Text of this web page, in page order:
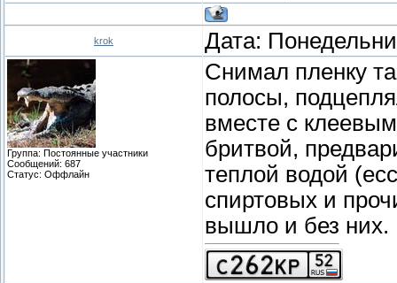
krok Дата:
Группа: Постоянные участники
Сообщений: 687
Статус: Оффлайн
Снимал пленку
полосы,
вместе с
бритвой,
теплой водой
спиртовых и
вышло и без них.